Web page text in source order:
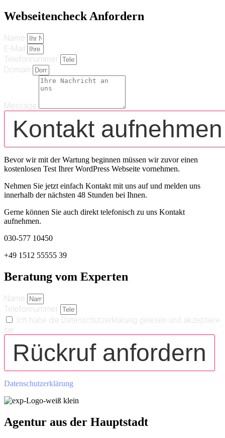
Webseitencheck Anfordern
Name
E-Mail
Telefonnummer
Domain
Message
Kontakt aufnehmen
Bevor wir mit der Wartung beginnen müssen wir zuvor einen
kostenlosen Test Ihrer WordPress Webseite vornehmen.
Nehmen Sie jetzt einfach Kontakt mit uns auf und melden uns
innerhalb der nächsten 48 Stunden bei Ihnen.
Gerne können Sie auch direkt telefonisch zu uns Kontakt
aufnehmen.
030-577 10450
+49 1512 55555 39
Beratung vom Experten
Name
Telefonnummer
Ich habe die Datenschutzerklärung gelesen und akzeptiere
sie.
Rückruf anfordern
Datenschutzerklärung
Agentur aus der Hauptstadt